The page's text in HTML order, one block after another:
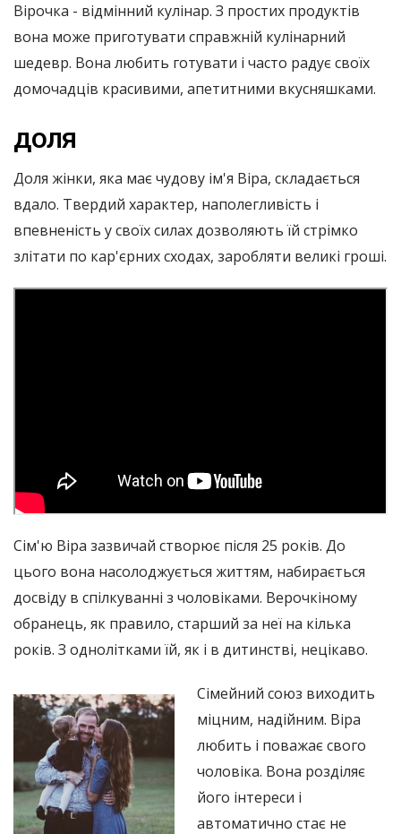
Вірочка - відмінний кулінар. З простих продуктів
вона може приготувати справжній кулінарний
шедевр. Вона любить готувати і часто радує своїх
домочадців красивими, апетитними вкусняшками.
доля
Доля жінки, яка має чудову ім'я Віра, складається
вдало. Твердий характер, наполегливість і
впевненість у своїх силах дозволяють їй стрімко
злітати по кар'єрних сходах, заробляти великі гроші.
Сім'ю Віра зазвичай створює після 25 років. До
цього вона насолоджується життям, набирається
досвіду в спілкуванні з чоловіками. Верочкіному
обранець, як правило, старший за неї на кілька
років. З однолітками їй, як і в дитинстві, нецікаво.
Сімейний союз виходить
міцним, надійним. Віра
любить і поважає свого
чоловіка. Вона розділяє
його інтереси і
автоматично стає не